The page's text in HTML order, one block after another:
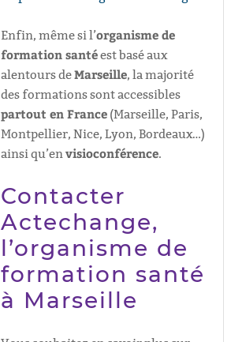
Enfin, même si l’organisme de
formation santéest basé aux
alentours deMarseille, la majorité
des formations sont accessibles
partout en France(Marseille, Paris,
Montpellier, Nice, Lyon, Bordeaux…)
ainsi qu’envisioconférence.
Contacter
Actechange,
l’organisme de
formation santé
à Marseille